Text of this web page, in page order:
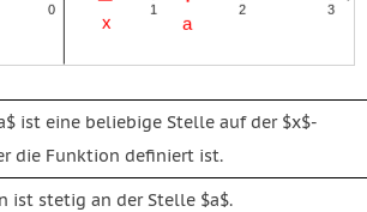
ist eine beliebige Stelle auf der $x$-
die Funktion definiert ist.
ist stetig an der Stelle $a$.